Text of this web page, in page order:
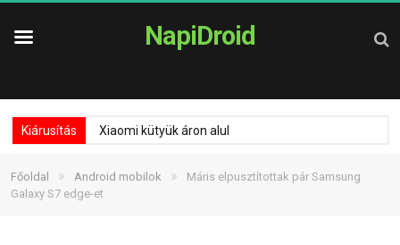
NapiDroid
Kiárusítás Xiaomi kütyük áron alul
Főoldal » Android mobilok »
Máris elpusztítottak pár Samsung
Galaxy S7 edge-et